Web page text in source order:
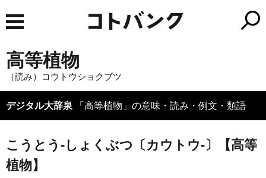
高等植物
（読み）コウトウショクブツ
デジタル大辞泉 「高等植物」の意味・読み・例文・類語
こうとう‐しょくぶつ〔カウトウ‐〕【高等
植物】